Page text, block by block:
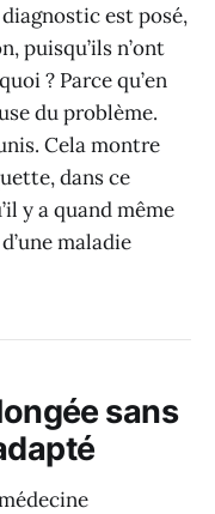
est posé,
puisqu’ils n’ont
? Parce qu’en
du problème.
Cela montre
dans ce
y a quand même
maladie
sans